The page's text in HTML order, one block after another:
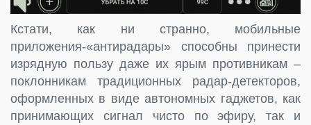
Кстати, как ни странно, мобильные
приложения-«антирадары» способны принести
изрядную пользу даже их ярым противникам –
поклонникам традиционных радар-детекторов,
оформленных в виде автономных гаджетов, как
принимающих сигнал чисто по эфиру, так и